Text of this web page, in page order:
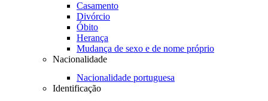
Casamento
Divórcio
Óbito
Herança
Mudança de sexo e de nome próprio
Nacionalidade
Nacionalidade portuguesa
Identificação